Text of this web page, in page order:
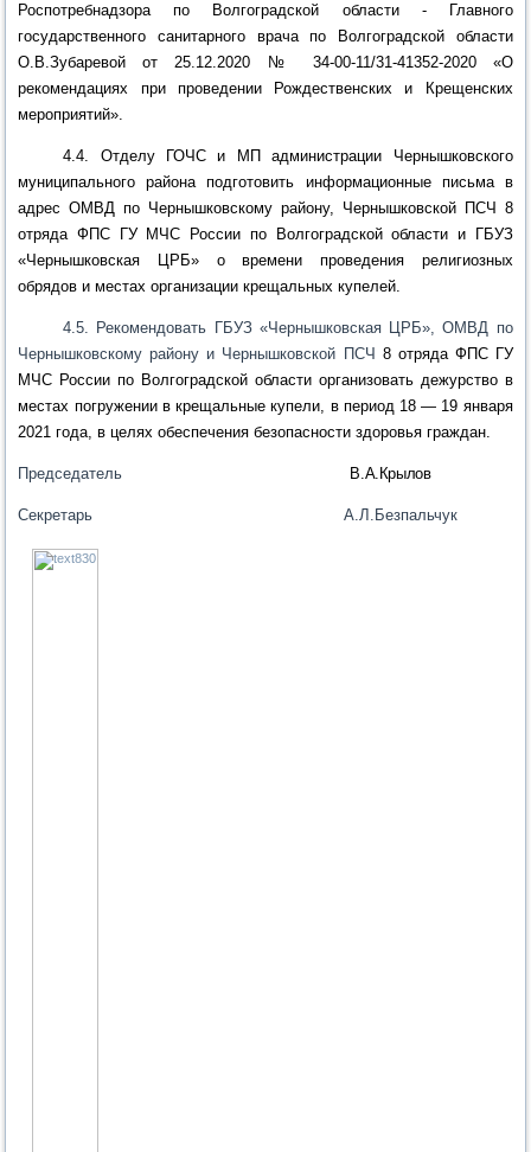
Роспотребнадзора по Волгоградской области - Главного
государственного санитарного врача по Волгоградской области
О.В.Зубаревой от 25.12.2020 № 34-00-11/31-41352-2020 «О
рекомендациях при проведении Рождественских и Крещенских
мероприятий».
4.4. Отделу ГОЧС и МП администрации Чернышковского
муниципального района подготовить информационные письма в
адрес ОМВД по Чернышковскому району, Чернышковской ПСЧ 8
отряда ФПС ГУ МЧС России по Волгоградской области и
ГБУЗ
«Чернышковская ЦРБ» о времени проведения религиозных
обрядов и местах организации крещальных купелей.
4.5. Рекомендовать ГБУЗ «Чернышковская ЦРБ», ОМВД по
Чернышковскому району и Чернышковской ПСЧ 8 отряда ФПС ГУ
МЧС России по Волгоградской областиорганизовать дежурство в
местах погружении в крещальные купели, в период 18 — 19 января
2021 года, в целях обеспечения безопасности здоровья граждан.
Председатель В.А.Крылов
Секретарь А.Л.Безпальчук